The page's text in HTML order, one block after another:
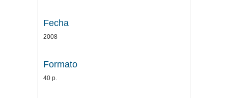
Fecha
2008
Formato
40 p.